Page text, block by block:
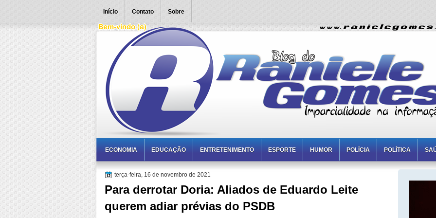
Início Contato Sobre
ECONOMIA EDUCAÇÃO ENTRETENIMENTO ESPORTE HUMOR POLÍCIA POLÍTICA
terça-feira, 16 de novembro de 2021
Para derrotar Doria: Aliados de Eduardo Leite
querem adiar prévias do PSDB